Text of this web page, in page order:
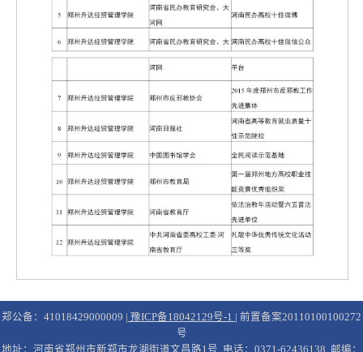
郑公备：41018429000009 | 豫ICP备18042129号-1
| 前置备案20110100100272
号